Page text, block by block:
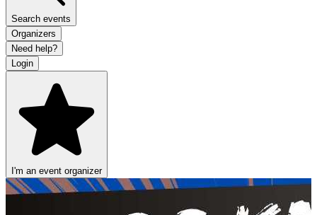
Search events
Organizers
Need help?
Login
I'm an event organizer